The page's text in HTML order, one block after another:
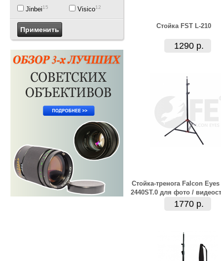
Jinbei15 Visico12
Стойка FST L-210
1290 р.
Стойка-тренога Falcon
2440ST.0 для фото /
1770 р.